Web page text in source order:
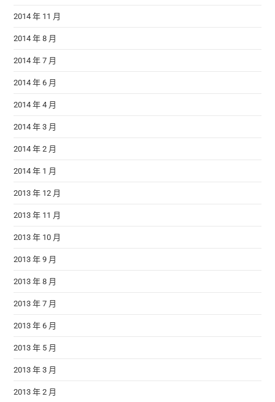
2014 年 11 月
2014 年 8 月
2014 年 7 月
2014 年 6 月
2014 年 4 月
2014 年 3 月
2014 年 2 月
2014 年 1 月
2013 年 12 月
2013 年 11 月
2013 年 10 月
2013 年 9 月
2013 年 8 月
2013 年 7 月
2013 年 6 月
2013 年 5 月
2013 年 3 月
2013 年 2 月